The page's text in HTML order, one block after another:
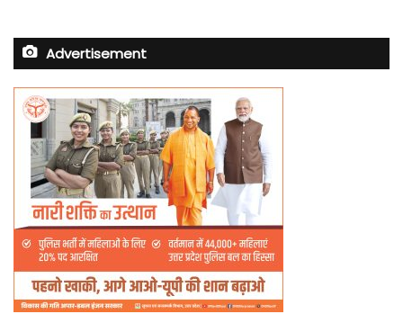
Advertisement